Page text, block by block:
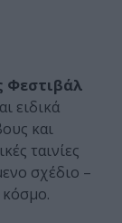
Φεστιβάλ
ειδικά
και
ταινίες
σχέδιο –